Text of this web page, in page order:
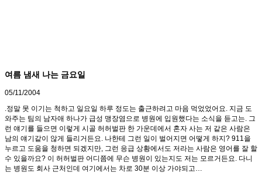
여름 냄새 나는 금요일
05/11/2004
.정말 못 이기는 척하고 일요일 하루 정도는 출근하려고 마음 먹었었어요. 지금 도
와주는 팀의 남자애 하나가 급성 맹장염으로 병원에 입원했다는 소식을 듣고는. 그
런 얘기를 들으면 이렇게 시골 허허벌판 한 가운데에서 혼자 사는 저 같은 사람은
남의 얘기같이 않게 들리거든요. 나한테 그런 일이 벌어지면 어떻게 하지? 911을
누르고 도움을 청하면 되겠지만, 그런 응급 상황에서도 저라는 사람은 영어를 잘 할
수 있을까요? 이 허허벌판 어디쯤에 무슨 병원이 있는지도 저는 모르거든요. 다니
는 병원도 회사 근처인데 여기에서는 차로 30분 이상 가야되고…